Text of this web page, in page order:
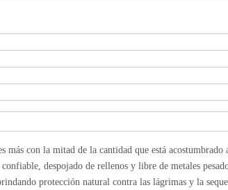
con la mitad de la cantidad que está acostumbrado
despojado de rellenos y libre de metales
protección natural contra las lágrimas y la